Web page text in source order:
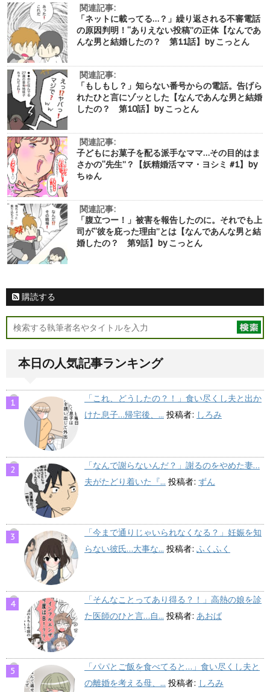
関連記事:
「ネットに載ってる…？」繰り返される不審電話
の原因判明！“ありえない投稿”の正体【なんであ
んな男と結婚したの？ 第11話】by こっとん
関連記事:
「もしもし？」知らない番号からの電話。告げら
れたひと言にゾッとした【なんであんな男と結婚
したの？ 第10話】by こっとん
関連記事:
子どもにお菓子を配る派手なママ…その目的はま
さかの“先生”？【妖精婚活ママ・ヨシミ #1】by
ちゅん
関連記事:
「腹立つー！」被害を報告したのに。それでも上
司が“彼を庇った理由”とは【なんであんな男と結
婚したの？ 第9話】by こっとん
購読する
本日の人気記事ランキング
「これ、どうしたの？！」食い尽くし夫と出か
けた息子…帰宅後、... 投稿者: しろみ
「なんで謝らないんだ？」謝るのをやめた妻…
夫がたどり着いた『... 投稿者: ずん
「今まで通りじゃいられなくなる？」妊娠を知
らない彼氏…大事な... 投稿者: ふくふく
「そんなことってあり得る？！」高熱の娘を診
た医師のひと言…自... 投稿者: あおば
「パパとご飯を食べてると…」食い尽くし夫と
の離婚を考える母、... 投稿者: しろみ